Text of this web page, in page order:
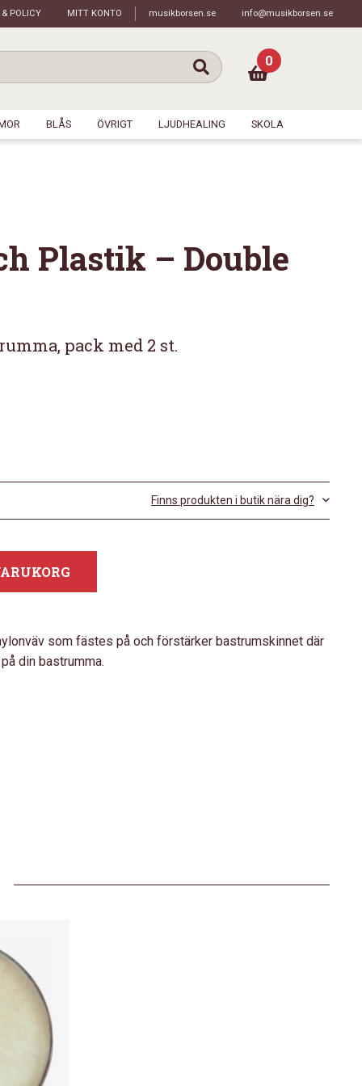
& POLICY MITT KONTO musikborsen.se info@musikborsen.se
0
BLÅS ÖVRIGT LJUDHEALING SKOLA
Plastik – Double
pack med 2 st.
Finns produkten i butik nära dig?
som fästes på och förstärker bastrumskinnet där
din bastrumma.